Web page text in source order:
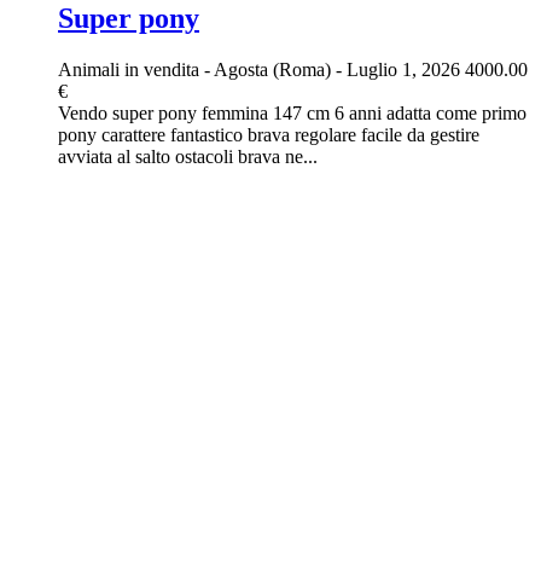
Super pony
Animali in vendita - Agosta (Roma) - Luglio 1, 2026 4000.00
€
Vendo super pony femmina 147 cm 6 anni adatta come primo
pony carattere fantastico brava regolare facile da gestire
avviata al salto ostacoli brava ne...